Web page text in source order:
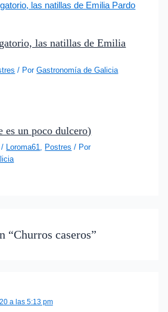
las natillas de Emilia
/ PorGastronomía de Galicia
es un poco dulcero)
/ Loroma61 Postres / Por
“Churros caseros”
a las 5:13 pm